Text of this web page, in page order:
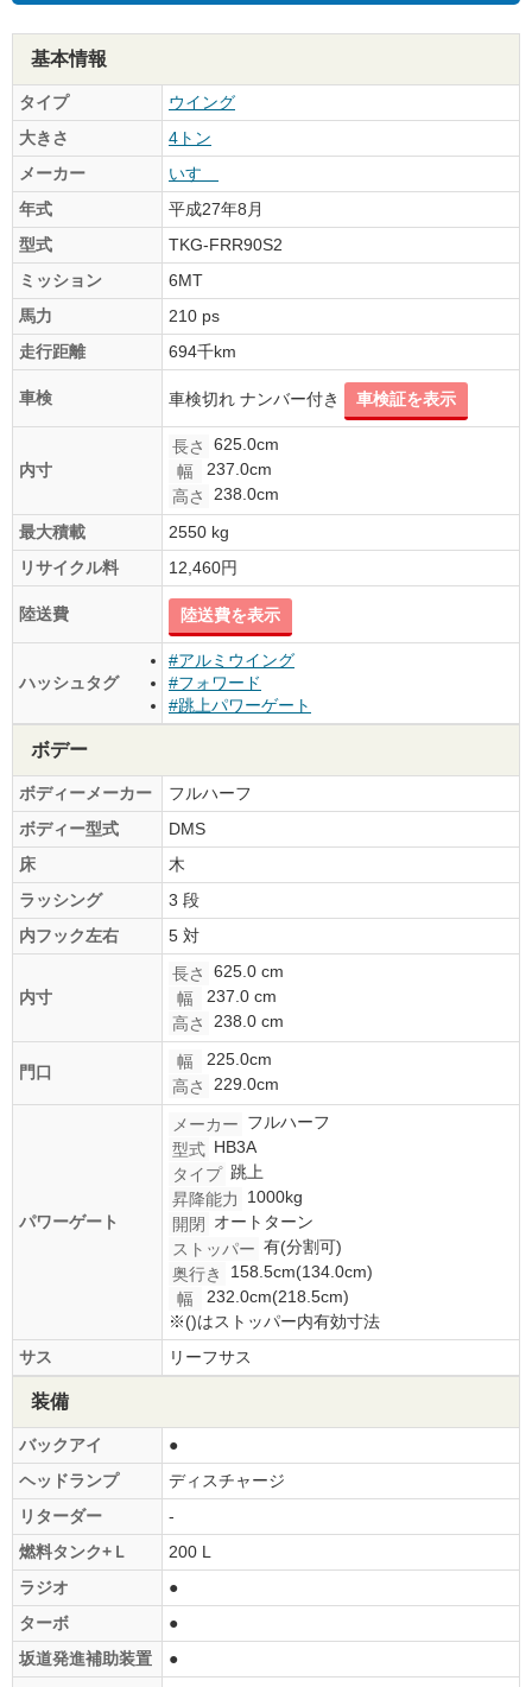
基本情報
タイプ
ウイング
大きさ
4トン
メーカー
いすゞ
年式
平成27年8月
型式
TKG-FRR90S2
ミッション
6MT
馬力
210 ps
走行距離
694千km
車検 車検切れ ナンバー付き 車検証を表示
内寸
長さ
625.0cm
幅
237.0cm
高さ
238.0cm
最大積載
2550 kg
リサイクル料
12,460円
陸送費 陸送費を表示
ハッシュタグ
#アルミウイング
#フォワード
#跳上パワーゲート
ボデー
ボディーメーカー
フルハーフ
ボディー型式
DMS
床
木
ラッシング
3 段
内フック左右
5 対
内寸
長さ
625.0 cm
幅
237.0 cm
高さ
238.0 cm
門口
幅
225.0cm
高さ
229.0cm
パワーゲート
メーカー フルハーフ
型式 HB3A
タイプ 跳上
昇降能力
1000kg
開閉
オートターン
ストッパー 有(分割可)
奥行き
158.5cm(134.0cm)
幅
232.0cm(218.5cm)
※()はストッパー内有効寸法
サス
リーフサス
装備
バックアイ
●
ヘッドランプ
ディスチャージ
リターダー
-
燃料タンク+Ｌ
200 L
ラジオ
●
ターボ
●
坂道発進補助装置
●